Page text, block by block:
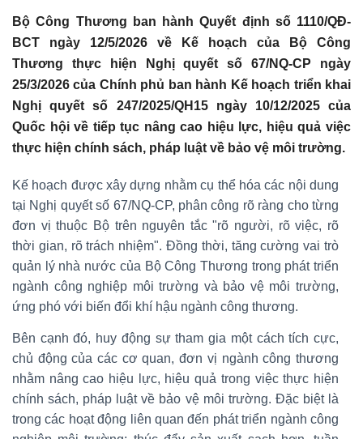
Bộ Công Thương ban hành Quyết định số 1110/QĐ-
BCT ngày 12/5/2026 về Kế hoạch của Bộ Công
Thương thực hiện Nghị quyết số 67/NQ-CP ngày
25/3/2026 của Chính phủ ban hành Kế hoạch triển khai
Nghị quyết số 247/2025/QH15 ngày 10/12/2025 của
Quốc hội về tiếp tục nâng cao hiệu lực, hiệu quả việc
thực hiện chính sách, pháp luật về bảo vệ môi trường.
Kế hoạch được xây dựng nhằm cụ thể hóa các nội dung
tại Nghị quyết số 67/NQ-CP, phân công rõ ràng cho từng
đơn vị thuộc Bộ trên nguyên tắc "rõ người, rõ việc, rõ
thời gian, rõ trách nhiệm". Đồng thời, tăng cường vai trò
quản lý nhà nước của Bộ Công Thương trong phát triển
ngành công nghiệp môi trường và bảo vệ môi trường,
ứng phó với biến đổi khí hậu ngành công thương.
Bên cạnh đó, huy động sự tham gia một cách tích cực,
chủ động của các cơ quan, đơn vị ngành công thương
nhằm nâng cao hiệu lực, hiệu quả trong việc thực hiện
chính sách, pháp luật về bảo vệ môi trường. Đặc biệt là
trong các hoạt động liên quan đến phát triển ngành công